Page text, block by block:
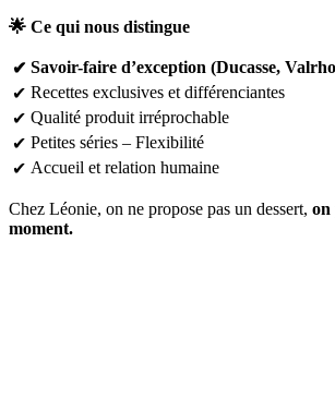
🌟 Ce qui nous
✔ Savoir-faire d’exception (Ducasse,
✔ Recettes exclusives et différenciantes
✔ Qualité produit irréprochable
✔ Petites séries – Flexibilité
✔ Accueil et relation humaine
Chez Léonie, on ne propose pas un dessert, on
moment.